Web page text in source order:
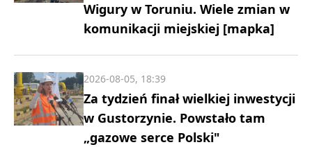
Wigury w Toruniu. Wiele zmian w
komunikacji miejskiej [mapka]
Za tydzień finał wielkiej inwestycji
w Gustorzynie. Powstało tam
„gazowe serce Polski"
2026-08-05, 18:39